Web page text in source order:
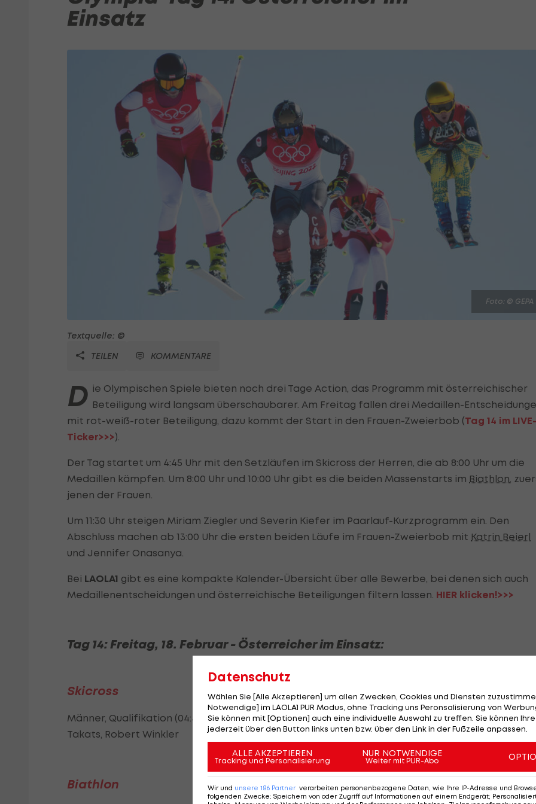
Einsatz
Foto: © GEPA
Textquelle: ©
TEILEN
KOMMENTARE
D ie Olympischen Spiele bieten noch drei Tage Action, das Programm mit österreichischer
Beteiligung wird langsam überschaubarer. Am Freitag fallen drei Medaillen-
mit rot-weiß-roter Beteiligung, dazu kommt der Start in den Frauen-Zweierbob (Tag 14 im LIVE-
Ticker>>>).
Der Tag startet um 4:45 Uhr mit den Setzläufen im Skicross der Herren, die ab 8:00 Uhr um die
Medaillen kämpfen. Um 8:00 Uhr und 10:00 Uhr gibt es die beiden Massenstarts im Biathlon,
jenen der Frauen.
Um 11:30 Uhr steigen Miriam Ziegler und Severin Kiefer im Paarlauf-Kurzprogramm ein. Den
Abschluss machen ab 13:00 Uhr die ersten beiden Läufe im Frauen-Zweierbob mit Katrin Beierl
und Jennifer Onasanya.
Bei LAOLA1 gibt es eine kompakte Kalender-Übersicht über alle Bewerbe, bei denen sich auch
Medaillenentscheidungen und österreichische Beteiligungen filtern lassen. HIER klicken!>>>
Tag 14: Freitag, 18. Februar - Österreicher im Einsatz:
Skicross
Männer, Qualifikation (04:45 Uhr), Finale (08:55 Uhr): Adam Kappacher,Johannes Rohrweck,
Takats, Robert Winkler
Biathlon
Datenschutz
Wählen Sie [Alle Akzeptieren] um allen Zwecken, Cookies und Diensten
Notwendige] im LAOLA1 PUR Modus, ohne Tracking uns Peronsalisierung von
Sie können mit [Optionen] auch eine individuelle Auswahl zu treffen. Sie können
jederzeit über den Button links unten bzw. über den Link in der Fußzeile anpassen.
ALLE AKZEPTIEREN
Tracking und Personalisierung
NUR NOTWENDIGE
Weiter mit PUR-Abo
Wir und unsere 186 Partner verarbeiten personenbezogene Daten, wie Ihre IP-Adresse und
folgenden Zwecke: Speichern von oder Zugriff auf Informationen auf einem Endgerät;